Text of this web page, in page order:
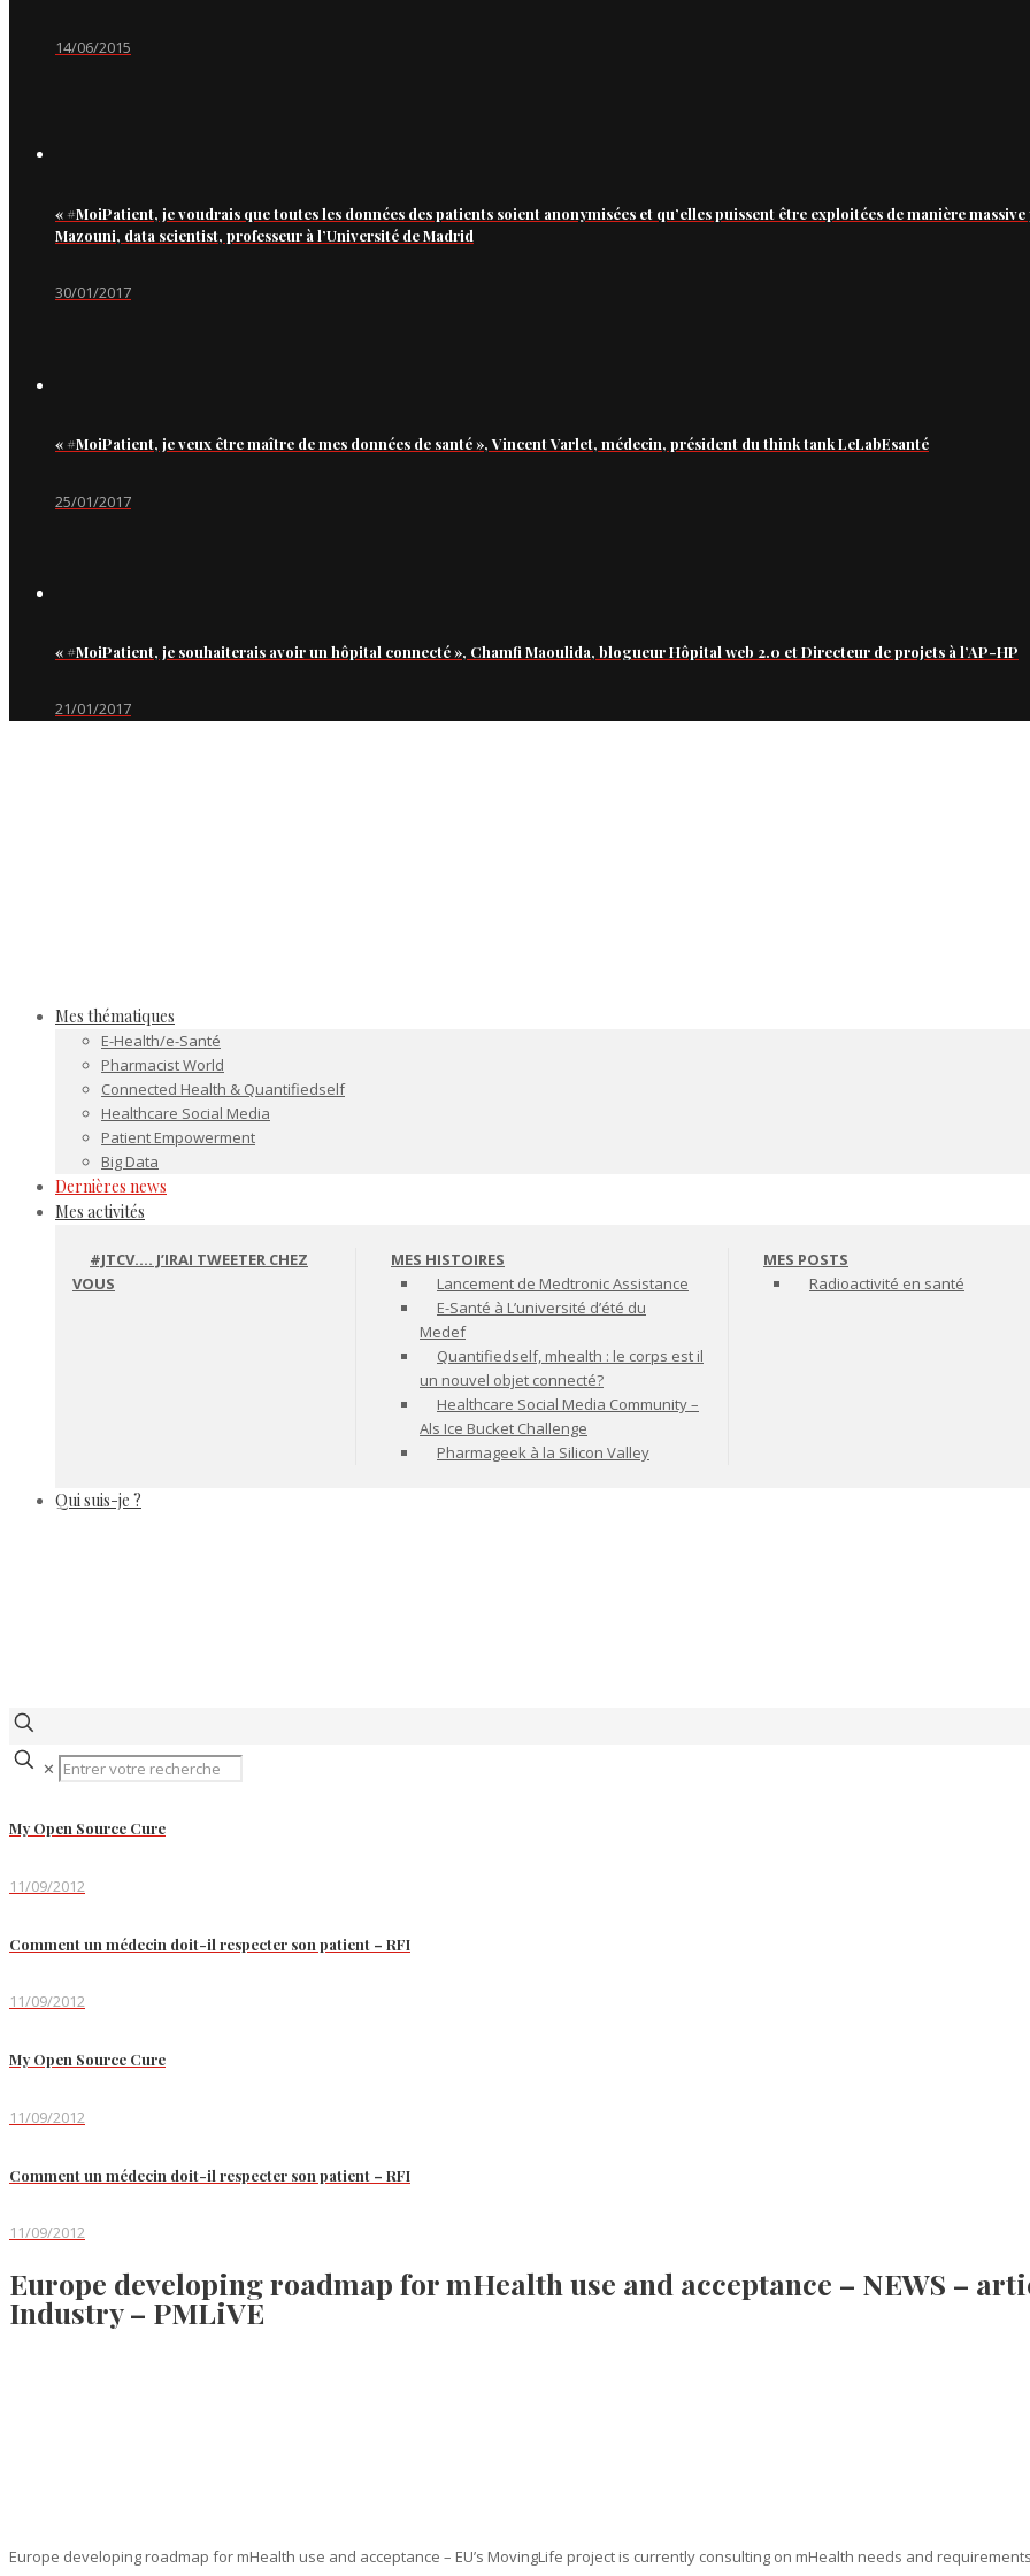
14/06/2015
« #MoiPatient, je voudrais que toutes les données des patients soient anonymisées et qu’elles puissent être exploitées de manière
Mazouni, data scientist, professeur à l’Université de Madrid
30/01/2017
« #MoiPatient, je veux être maître de mes données de santé », Vincent Varlet, médecin, président du think tank LeLabEsanté
25/01/2017
« #MoiPatient, je souhaiterais avoir un hôpital connecté », Chamfi Maoulida, blogueur Hôpital web 2.0 et Directeur de projets à l’AP-HP
21/01/2017
Mes thématiques
E-Health/e-Santé
Pharmacist World
Connected Health & Quantifiedself
Healthcare Social Media
Patient Empowerment
Big Data
Dernières news
Mes activités
#JTCV…. J’IRAI TWEETER CHEZ
VOUS
MES HISTOIRES
Lancement de Medtronic Assistance
E-Santé à L’université d’été du
Medef
Quantifiedself, mhealth : le corps est il
un nouvel objet connecté?
Healthcare Social Media Community –
Als Ice Bucket Challenge
Pharmageek à la Silicon Valley
MES POSTS
Radioactivité en santé
Qui suis-je ?
✕
My Open Source Cure
11/09/2012
Comment un médecin doit-il respecter son patient – RFI
11/09/2012
My Open Source Cure
11/09/2012
Comment un médecin doit-il respecter son patient – RFI
11/09/2012
Europe developing roadmap for mHealth use and acceptance – NEWS –
Industry – PMLiVE
Europe developing roadmap for mHealth use and acceptance – EU’s MovingLife project is currently consulting on mHealth needs and